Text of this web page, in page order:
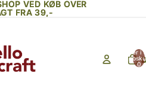
VED KØB OVER
FRA 39,-
VED KØB OVER
FRA 39,-
Varer i
0